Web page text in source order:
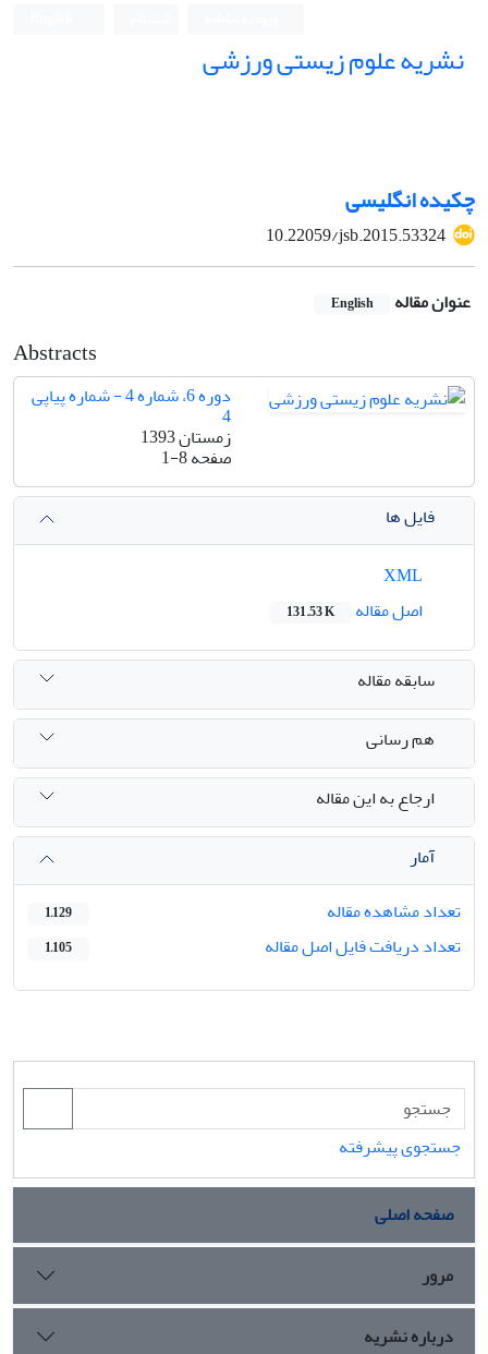
نشریه علوم زیستی ورزشی
چکیده انگلیسی
10.22059/jsb.2015.53324
عنوان مقاله English
Abstracts
دوره 6، شماره 4 - شماره پیاپی
4
زمستان 1393
صفحه1-8
فایل ها
اصل مقاله
131.53 K
سابقه مقاله
هم رسانی
ارجاع به این مقاله
آمار
تعداد مشاهده مقاله
1,129
تعداد دریافت فایل اصل مقاله 1,105
جستجوی پیشرفته
صفحه اصلی
مرور
درباره نشریه